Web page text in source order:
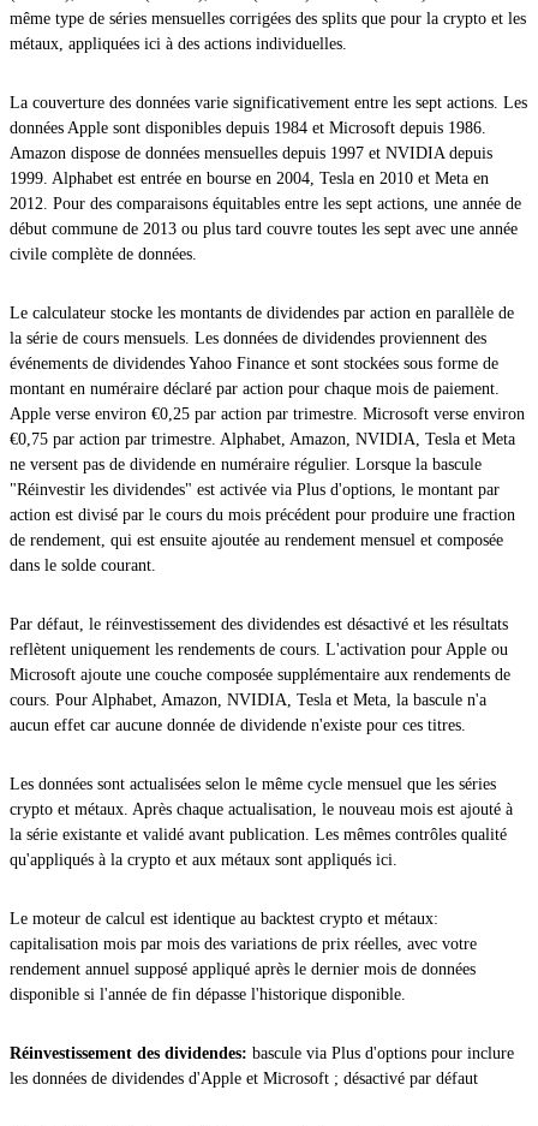
même type de séries mensuelles corrigées des splits que pour la crypto et les
métaux, appliquées ici à des actions individuelles.
La couverture des données varie significativement entre les sept actions. Les
données Apple sont disponibles depuis 1984 et Microsoft depuis 1986.
Amazon dispose de données mensuelles depuis 1997 et NVIDIA depuis
1999. Alphabet est entrée en bourse en 2004, Tesla en 2010 et Meta en
2012. Pour des comparaisons équitables entre les sept actions, une année de
début commune de 2013 ou plus tard couvre toutes les sept avec une année
civile complète de données.
Le calculateur stocke les montants de dividendes par action en parallèle de
la série de cours mensuels. Les données de dividendes proviennent des
événements de dividendes Yahoo Finance et sont stockées sous forme de
montant en numéraire déclaré par action pour chaque mois de paiement.
Apple verse environ €0,25 par action par trimestre. Microsoft verse environ
€0,75 par action par trimestre. Alphabet, Amazon, NVIDIA, Tesla et Meta
ne versent pas de dividende en numéraire régulier. Lorsque la bascule
"Réinvestir les dividendes" est activée via Plus d'options, le montant par
action est divisé par le cours du mois précédent pour produire une fraction
de rendement, qui est ensuite ajoutée au rendement mensuel et composée
dans le solde courant.
Par défaut, le réinvestissement des dividendes est désactivé et les résultats
reflètent uniquement les rendements de cours. L'activation pour Apple ou
Microsoft ajoute une couche composée supplémentaire aux rendements de
cours. Pour Alphabet, Amazon, NVIDIA, Tesla et Meta, la bascule n'a
aucun effet car aucune donnée de dividende n'existe pour ces titres.
Les données sont actualisées selon le même cycle mensuel que les séries
crypto et métaux. Après chaque actualisation, le nouveau mois est ajouté à
la série existante et validé avant publication. Les mêmes contrôles qualité
qu'appliqués à la crypto et aux métaux sont appliqués ici.
Le moteur de calcul est identique au backtest crypto et métaux:
capitalisation mois par mois des variations de prix réelles, avec votre
rendement annuel supposé appliqué après le dernier mois de données
disponible si l'année de fin dépasse l'historique disponible.
Réinvestissement des dividendes: bascule via Plus d'options pour inclure
les données de dividendes d'Apple et Microsoft ; désactivé par défaut